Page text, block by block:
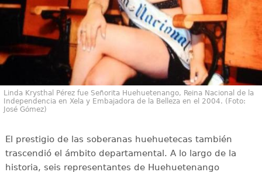
Linda Krysthal Pérez fue Señorita Huehuetenango, Reina Nacional de la
Independencia en Xela y Embajadora de la Belleza en el 2004. (Foto:
José Gómez)
El prestigio de las soberanas huehuetecas también
trascendió el ámbito departamental. A lo largo de la
historia, seis representantes de Huehuetenango